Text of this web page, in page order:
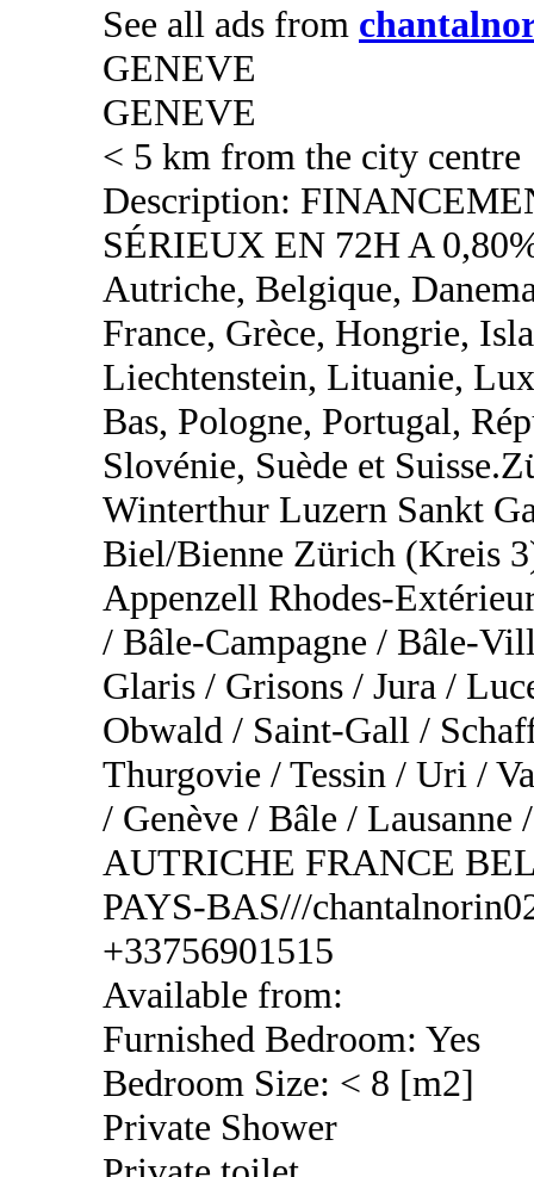
See all ads from
GENEVE
GENEVE
< 5 km from the city centre
Description:
SÉRIEUX EN 72H A
Autriche, Belgique,
France, Grèce, Hongrie,
Liechtenstein, Lituanie,
Bas, Pologne, Portugal,
Slovénie, Suède et
Winterthur Luzern Sankt
Biel/Bienne Zürich (Kreis
Appenzell Rhodes-
/ Bâle-Campagne / Bâle-
Glaris / Grisons / Jura /
Obwald / Saint-Gall /
Thurgovie / Tessin / Uri /
/ Genève / Bâle /
AUTRICHE FRANCE
PAYS-BAS///
+33756901515
Available from:
Furnished Bedroom: Yes
Bedroom Size: < 8 [m2]
Private Shower